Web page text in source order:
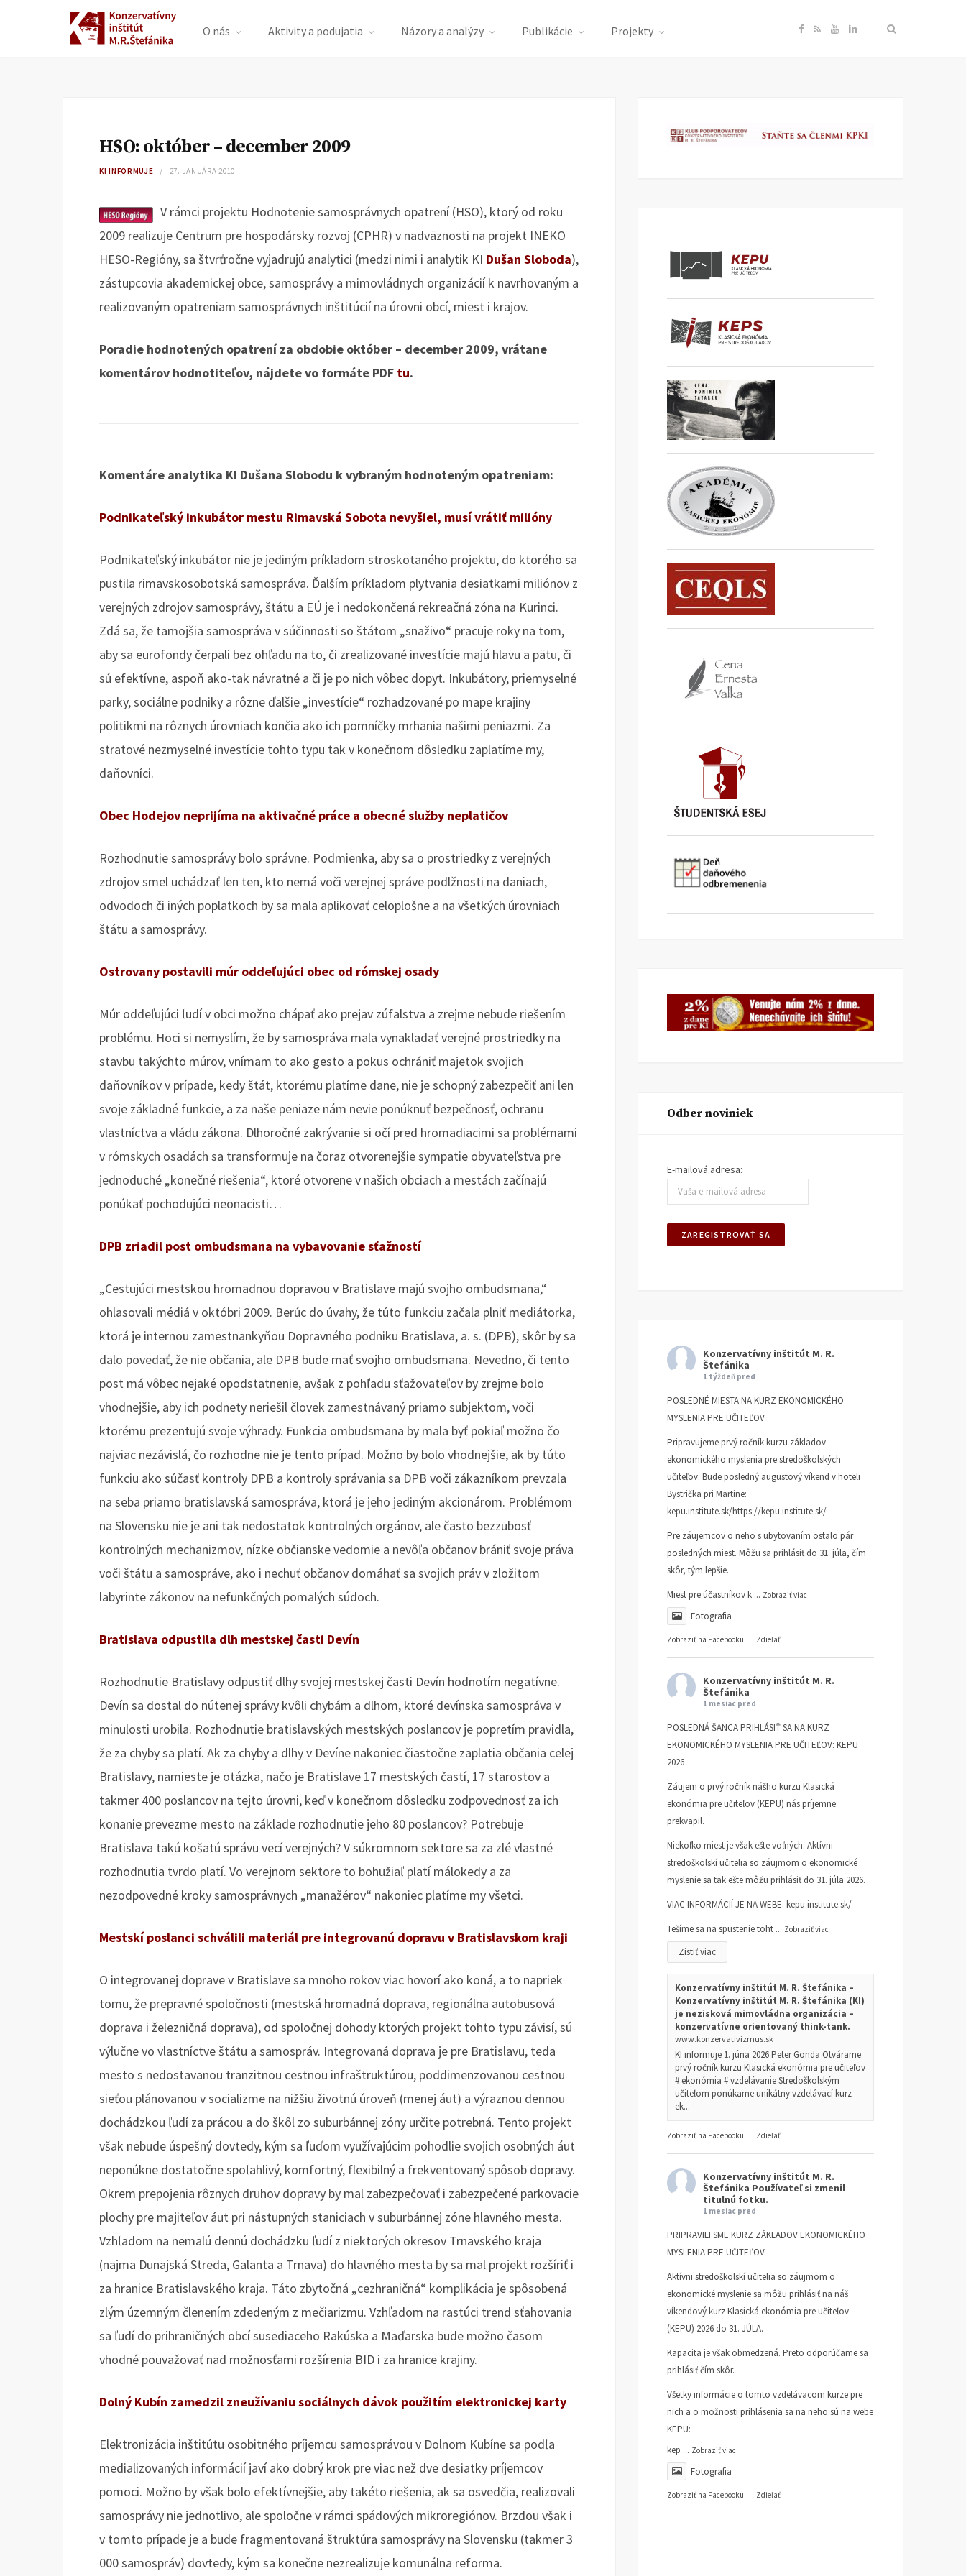
O nás Aktivity a podujatia Názory a analýzy Publikácie Projekty F
e
R Y
T
L
k
HSO: október – december 2009
KI INFORMUJE 27. JANUÁRA 2010
V rámci projektu Hodnotenie samosprávnych opatrení (HSO), ktorý od roku
2009 realizuje Centrum pre hospodársky rozvoj (CPHR) v nadväznosti na projekt INEKO
HESO-Regióny, sa štvrťročne vyjadrujú analytici (medzi nimi i analytik KI Dušan Sloboda),
zástupcovia akademickej obce, samosprávy a mimovládnych organizácií k navrhovaným a
realizovaným opatreniam samosprávnych inštitúcií na úrovni obcí, miest i krajov.
Poradie hodnotených opatrení za obdobie október – december 2009, vrátane
komentárov hodnotiteľov, nájdete vo formáte PDF tu.
Komentáre analytika KI Dušana Slobodu k vybraným hodnoteným opatreniam:
Podnikateľský inkubátor mestu Rimavská Sobota nevyšiel, musí vrátiť milióny
Podnikateľský inkubátor nie je jediným príkladom stroskotaného projektu, do ktorého sa
pustila rimavskosobotská samospráva. Ďalším príkladom plytvania desiatkami miliónov z
verejných zdrojov samosprávy, štátu a EÚ je i nedokončená rekreačná zóna na Kurinci.
Zdá sa, že tamojšia samospráva v súčinnosti so štátom „snaživo“ pracuje roky na tom,
aby sa eurofondy čerpali bez ohľadu na to, či zrealizované investície majú hlavu a pätu, či
sú efektívne, aspoň ako-tak návratné a či je po nich vôbec dopyt. Inkubátory, priemyselné
parky, sociálne podniky a rôzne ďalšie „investície“ rozhadzované po mape krajiny
politikmi na rôznych úrovniach končia ako ich pomníčky mrhania našimi peniazmi. Za
stratové nezmyselné investície tohto typu tak v konečnom dôsledku zaplatíme my,
daňovníci.
Obec Hodejov neprijíma na aktivačné práce a obecné služby neplatičov
Rozhodnutie samosprávy bolo správne. Podmienka, aby sa o prostriedky z verejných
zdrojov smel uchádzať len ten, kto nemá voči verejnej správe podlžnosti na daniach,
odvodoch či iných poplatkoch by sa mala aplikovať celoplošne a na všetkých úrovniach
štátu a samosprávy.
Ostrovany postavili múr oddeľujúci obec od rómskej osady
Múr oddeľujúci ľudí v obci možno chápať ako prejav zúfalstva a zrejme nebude riešením
problému. Hoci si nemyslím, že by samospráva mala vynakladať verejné prostriedky na
stavbu takýchto múrov, vnímam to ako gesto a pokus ochrániť majetok svojich
daňovníkov v prípade, kedy štát, ktorému platíme dane, nie je schopný zabezpečiť ani len
svoje základné funkcie, a za naše peniaze nám nevie ponúknuť bezpečnosť, ochranu
vlastníctva a vládu zákona. Dlhoročné zakrývanie si očí pred hromadiacimi sa problémami
v rómskych osadách sa transformuje na čoraz otvorenejšie sympatie obyvateľstva pre
jednoduché „konečné riešenia“, ktoré otvorene v našich obciach a mestách začínajú
ponúkať pochodujúci neonacisti…
DPB zriadil post ombudsmana na vybavovanie sťažností
„Cestujúci mestskou hromadnou dopravou v Bratislave majú svojho ombudsmana,“
ohlasovali médiá v októbri 2009. Berúc do úvahy, že túto funkciu začala plniť mediátorka,
ktorá je internou zamestnankyňou Dopravného podniku Bratislava, a. s. (DPB), skôr by sa
dalo povedať, že nie občania, ale DPB bude mať svojho ombudsmana. Nevedno, či tento
post má vôbec nejaké opodstatnenie, avšak z pohľadu sťažovateľov by zrejme bolo
vhodnejšie, aby ich podnety neriešil človek zamestnávaný priamo subjektom, voči
ktorému prezentujú svoje výhrady. Funkcia ombudsmana by mala byť pokiaľ možno čo
najviac nezávislá, čo rozhodne nie je tento prípad. Možno by bolo vhodnejšie, ak by túto
funkciu ako súčasť kontroly DPB a kontroly správania sa DPB voči zákazníkom prevzala
na seba priamo bratislavská samospráva, ktorá je jeho jediným akcionárom. Problémom
na Slovensku nie je ani tak nedostatok kontrolných orgánov, ale často bezzubosť
kontrolných mechanizmov, nízke občianske vedomie a nevôľa občanov brániť svoje práva
voči štátu a samospráve, ako i nechuť občanov domáhať sa svojich práv v zložitom
labyrinte zákonov na nefunkčných pomalých súdoch.
Bratislava odpustila dlh mestskej časti Devín
Rozhodnutie Bratislavy odpustiť dlhy svojej mestskej časti Devín hodnotím negatívne.
Devín sa dostal do nútenej správy kvôli chybám a dlhom, ktoré devínska samospráva v
minulosti urobila. Rozhodnutie bratislavských mestských poslancov je popretím pravidla,
že za chyby sa platí. Ak za chyby a dlhy v Devíne nakoniec čiastočne zaplatia občania celej
Bratislavy, namieste je otázka, načo je Bratislave 17 mestských častí, 17 starostov a
takmer 400 poslancov na tejto úrovni, keď v konečnom dôsledku zodpovednosť za ich
konanie prevezme mesto na základe rozhodnutie jeho 80 poslancov? Potrebuje
Bratislava takú košatú správu vecí verejných? V súkromnom sektore sa za zlé vlastné
rozhodnutia tvrdo platí. Vo verejnom sektore to bohužiaľ platí málokedy a za
nezodpovedné kroky samosprávnych „manažérov“ nakoniec platíme my všetci.
Mestskí poslanci schválili materiál pre integrovanú dopravu v Bratislavskom kraji
O integrovanej doprave v Bratislave sa mnoho rokov viac hovorí ako koná, a to napriek
tomu, že prepravné spoločnosti (mestská hromadná doprava, regionálna autobusová
doprava i železničná doprava), od spoločnej dohody ktorých projekt tohto typu závisí, sú
výlučne vo vlastníctve štátu a samospráv. Integrovaná doprava je pre Bratislavu, teda
mesto s nedostavanou tranzitnou cestnou infraštruktúrou, poddimenzovanou cestnou
sieťou plánovanou v socializme na nižšiu životnú úroveň (menej áut) a výraznou dennou
dochádzkou ľudí za prácou a do škôl zo suburbánnej zóny určite potrebná. Tento projekt
však nebude úspešný dovtedy, kým sa ľuďom využívajúcim pohodlie svojich osobných áut
neponúkne dostatočne spoľahlivý, komfortný, flexibilný a frekventovaný spôsob dopravy.
Okrem prepojenia rôznych druhov dopravy by mal zabezpečovať i zabezpečené parkovacie
plochy pre majiteľov áut pri nástupných staniciach v suburbánnej zóne hlavného mesta.
Vzhľadom na nemalú dennú dochádzku ľudí z niektorých okresov Trnavského kraja
(najmä Dunajská Streda, Galanta a Trnava) do hlavného mesta by sa mal projekt rozšíriť i
za hranice Bratislavského kraja. Táto zbytočná „cezhraničná“ komplikácia je spôsobená
zlým územným členením zdedeným z mečiarizmu. Vzhľadom na rastúci trend sťahovania
sa ľudí do prihraničných obcí susediaceho Rakúska a Maďarska bude možno časom
vhodné pouvažovať nad možnosťami rozšírenia BID i za hranice krajiny.
Dolný Kubín zamedzil zneužívaniu sociálnych dávok použitím elektronickej karty
Elektronizácia inštitútu osobitného príjemcu samosprávou v Dolnom Kubíne sa podľa
medializovaných informácií javí ako dobrý krok pre viac než dve desiatky príjemcov
pomoci. Možno by však bolo efektívnejšie, aby takéto riešenia, ak sa osvedčia, realizovali
samosprávy nie jednotlivo, ale spoločne v rámci spádových mikroregiónov. Brzdou však i
v tomto prípade je a bude fragmentovaná štruktúra samosprávy na Slovensku (takmer 3
000 samospráv) dovtedy, kým sa konečne nezrealizuje komunálna reforma.
Odber noviniek
E-mailová adresa:
Konzervatívny inštitút M. R.
Štefánika
1 týždeň pred
POSLEDNÉ MIESTA NA KURZ EKONOMICKÉHO
MYSLENIA PRE UČITEĽOV
Pripravujeme prvý ročník kurzu základov
ekonomického myslenia pre stredoškolských
učiteľov. Bude posledný augustový víkend v hoteli
Bystrička pri Martine:
kepu.institute.sk/https://kepu.institute.sk/
Pre záujemcov o neho s ubytovaním ostalo pár
posledných miest. Môžu sa prihlásiť do 31. júla, čím
skôr, tým lepšie.
Miest pre účastníkov k ... Zobraziť viac
Fotografia
Zobraziť na Facebooku · Zdieľať
Konzervatívny inštitút M. R.
Štefánika
1 mesiac pred
POSLEDNÁ ŠANCA PRIHLÁSIŤ SA NA KURZ
EKONOMICKÉHO MYSLENIA PRE UČITEĽOV: KEPU
2026
Záujem o prvý ročník nášho kurzu Klasická
ekonómia pre učiteľov (KEPU) nás príjemne
prekvapil.
Niekoľko miest je však ešte voľných. Aktívni
stredoškolskí učitelia so záujmom o ekonomické
myslenie sa tak ešte môžu prihlásiť do 31. júla 2026.
VIAC INFORMÁCIÍ JE NA WEBE: kepu.institute.sk/
Tešíme sa na spustenie toht ... Zobraziť viac
Zistiť viac
Konzervatívny inštitút M. R. Štefánika –
Konzervatívny inštitút M. R. Štefánika (KI)
je nezisková mimovládna organizácia –
konzervatívne orientovaný think-tank.
www.konzervativizmus.sk
KI informuje 1. júna 2026 Peter Gonda Otvárame
prvý ročník kurzu Klasická ekonómia pre učiteľov
# ekonómia # vzdelávanie Stredoškolským
učiteľom ponúkame unikátny vzdelávací kurz
ek...
Zobraziť na Facebooku · Zdieľať
Konzervatívny inštitút M. R.
Štefánika Používateľ si zmenil
titulnú fotku.
1 mesiac pred
PRIPRAVILI SME KURZ ZÁKLADOV EKONOMICKÉHO
MYSLENIA PRE UČITEĽOV
Aktívni stredoškolskí učitelia so záujmom o
ekonomické myslenie sa môžu prihlásiť na náš
víkendový kurz Klasická ekonómia pre učiteľov
(KEPU) 2026 do 31. JÚLA.
Kapacita je však obmedzená. Preto odporúčame sa
prihlásiť čím skôr.
Všetky informácie o tomto vzdelávacom kurze pre
nich a o možnosti prihlásenia sa na neho sú na webe
KEPU:
kep ... Zobraziť viac
Fotografia
Zobraziť na Facebooku · Zdieľať